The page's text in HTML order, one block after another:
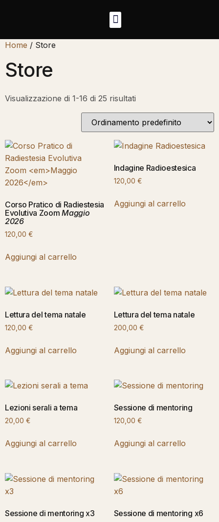
Home / Store
Store
Visualizzazione di 1-16 di 25 risultati
Corso Pratico di Radiestesia
Evolutiva ZoomMaggio
2026
120,00 €
Aggiungi al carrello
Indagine Radioestesica
120,00 €
Aggiungi al carrello
Lettura del tema natale
120,00 €
Aggiungi al carrello
Lettura del tema natale
200,00 €
Aggiungi al carrello
Lezioni serali a tema
20,00 €
Aggiungi al carrello
Sessione di mentoring
120,00 €
Aggiungi al carrello
Sessione di mentoring x3 Sessione di mentoring x6